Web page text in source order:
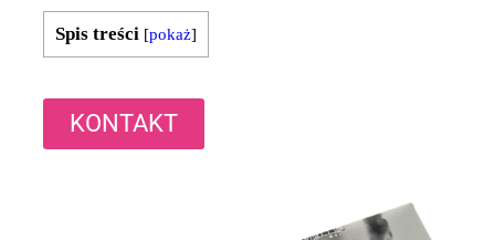
Spis treści [pokaż]
KONTAKT